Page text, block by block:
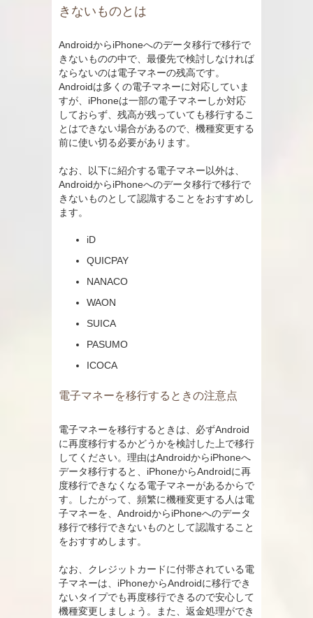
きないものとは
AndroidからiPhoneへのデータ移行で移行で
きないものの中で、最優先で検討しなければ
ならないのは電子マネーの残高です。
Androidは多くの電子マネーに対応していま
すが、iPhoneは一部の電子マネーしか対応
しておらず、残高が残っていても移行するこ
とはできない場合があるので、機種変更する
前に使い切る必要があります。
なお、以下に紹介する電子マネー以外は、
AndroidからiPhoneへのデータ移行で移行で
きないものとして認識することをおすすめし
ます。
iD
QUICPAY
NANACO
WAON
SUICA
PASUMO
ICOCA
電子マネーを移行するときの注意点
電子マネーを移行するときは、必ずAndroid
に再度移行するかどうかを検討した上で移行
してください。理由はAndroidからiPhoneへ
データ移行すると、iPhoneからAndroidに再
度移行できなくなる電子マネーがあるからで
す。したがって、頻繁に機種変更する人は電
子マネーを、AndroidからiPhoneへのデータ
移行で移行できないものとして認識すること
をおすすめします。
なお、クレジットカードに付帯されている電
子マネーは、iPhoneからAndroidに移行でき
ないタイプでも再度移行できるので安心して
機種変更しましょう。また、返金処理ができ